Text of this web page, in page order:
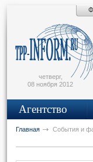
четверг,
08 ноября 2012
Агентство
Главная События и